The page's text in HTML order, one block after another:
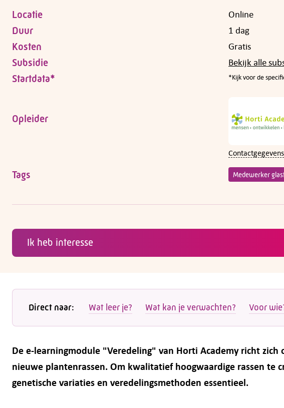
Locatie Online
Duur 1 dag
Kosten Gratis
Subsidie Bekijk alle
Startdata* *Kijk voor de
Opleider
Contactgegevens
Tags Medewerker
Ik heb interesse
Direct naar: Wat leer je? Wat kan je verwachten? Voor
De e-learningmodule "Veredeling" van Horti Academy richt
nieuwe plantenrassen. Om kwalitatief hoogwaardige rassen te
genetische variaties en veredelingsmethoden essentieel.